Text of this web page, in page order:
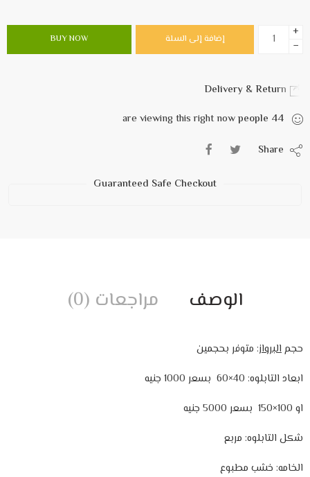
+
−
إضافة إلى السلة BUY NOW
44
people
Guaranteed Safe Checkout
الوصف مراجعات (0)
حجمالبرواز: متوفر بحجمين
ابعاد التابلوه: 40×60 بسعر 1000 جنيه
او 100×150 بسعر 5000 جنيه
شكل التابلوه: مربع
الخامه: خشب مطبوع